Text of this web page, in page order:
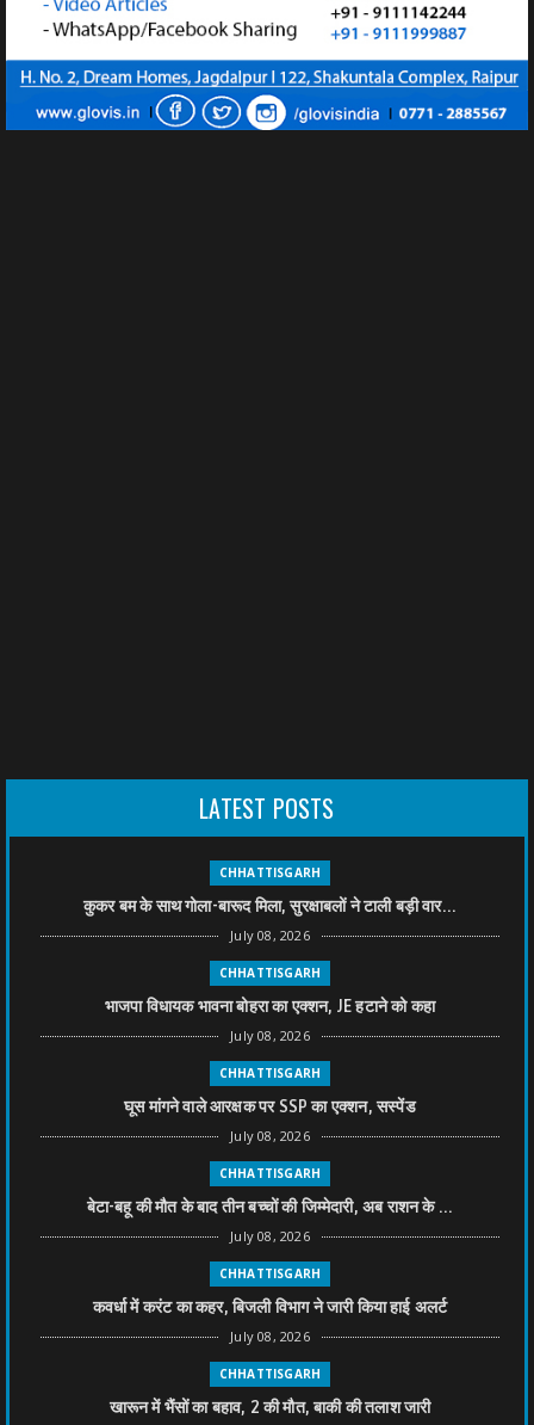
LATEST POSTS
CHHATTISGARH
कुकर बम के साथ गोला-बारूद मिला, सुरक्षाबलों ने टाली बड़ी वार...
July 08, 2026
CHHATTISGARH
भाजपा विधायक भावना बोहरा का एक्शन, JE हटाने को कहा
July 08, 2026
CHHATTISGARH
घूस मांगने वाले आरक्षक पर SSP का एक्शन, सस्पेंड
July 08, 2026
CHHATTISGARH
बेटा-बहू की मौत के बाद तीन बच्चों की जिम्मेदारी, अब राशन के ...
July 08, 2026
CHHATTISGARH
कवर्धा में करंट का कहर, बिजली विभाग ने जारी किया हाई अलर्ट
July 08, 2026
CHHATTISGARH
खारून में भैंसों का बहाव, 2 की मौत, बाकी की तलाश जारी